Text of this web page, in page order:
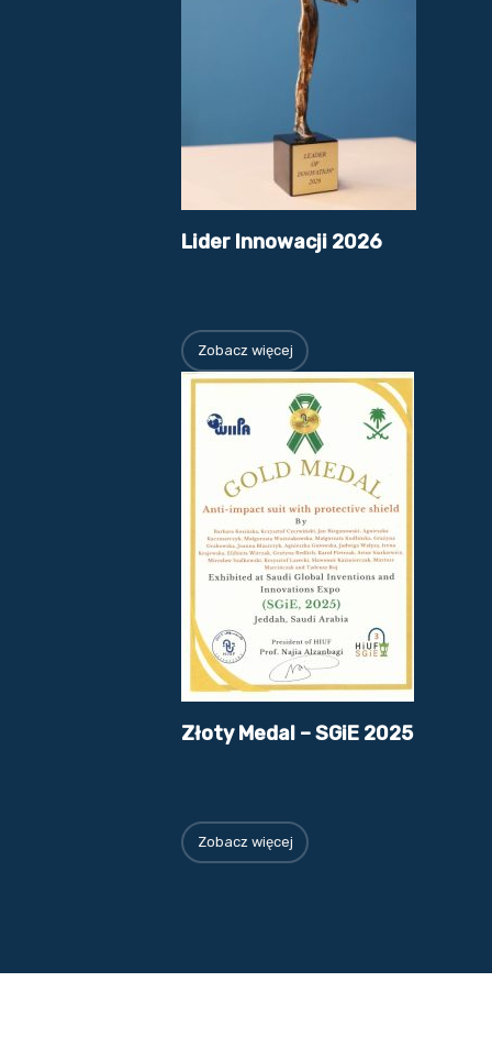
Lider Innowacji 2026
Zobacz więcej
Złoty Medal – SGiE 2025
Zobacz więcej